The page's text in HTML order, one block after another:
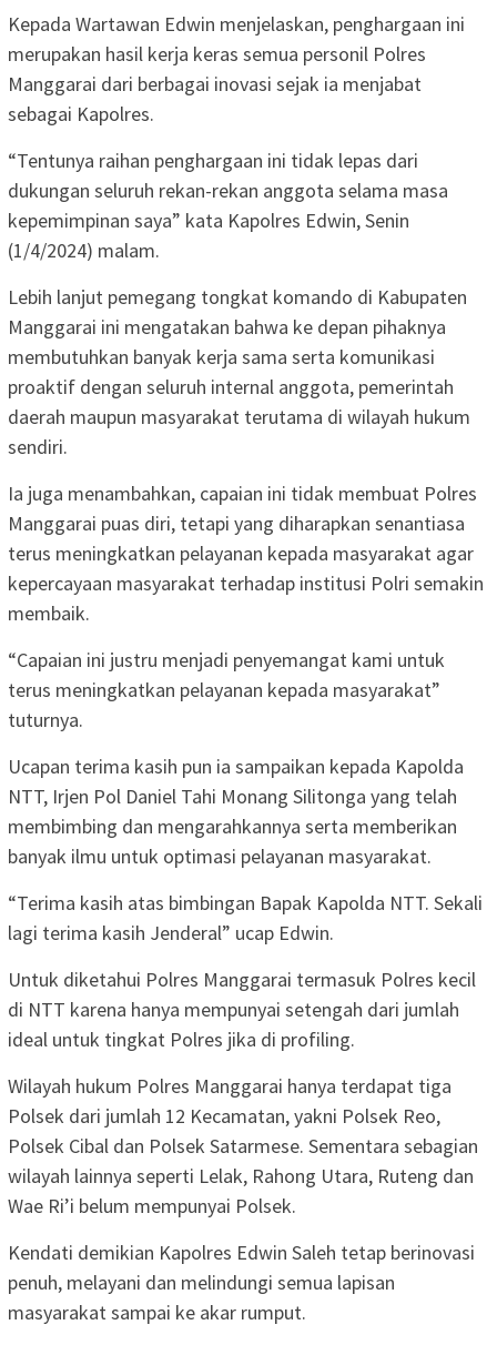
Kepada Wartawan Edwin menjelaskan, penghargaan ini
merupakan hasil kerja keras semua personil Polres
Manggarai dari berbagai inovasi sejak ia menjabat
sebagai Kapolres.
“Tentunya raihan penghargaan ini tidak lepas dari
dukungan seluruh rekan-rekan anggota selama masa
kepemimpinan saya” kata Kapolres Edwin, Senin
(1/4/2024) malam.
Lebih lanjut pemegang tongkat komando di Kabupaten
Manggarai ini mengatakan bahwa ke depan pihaknya
membutuhkan banyak kerja sama serta komunikasi
proaktif dengan seluruh internal anggota, pemerintah
daerah maupun masyarakat terutama di wilayah hukum
sendiri.
Ia juga menambahkan, capaian ini tidak membuat Polres
Manggarai puas diri, tetapi yang diharapkan senantiasa
terus meningkatkan pelayanan kepada masyarakat agar
kepercayaan masyarakat terhadap institusi Polri semakin
membaik.
“Capaian ini justru menjadi penyemangat kami untuk
terus meningkatkan pelayanan kepada masyarakat”
tuturnya.
Ucapan terima kasih pun ia sampaikan kepada Kapolda
NTT, Irjen Pol Daniel Tahi Monang Silitonga yang telah
membimbing dan mengarahkannya serta memberikan
banyak ilmu untuk optimasi pelayanan masyarakat.
“Terima kasih atas bimbingan Bapak Kapolda NTT. Sekali
lagi terima kasih Jenderal” ucap Edwin.
Untuk diketahui Polres Manggarai termasuk Polres kecil
di NTT karena hanya mempunyai setengah dari jumlah
ideal untuk tingkat Polres jika di profiling.
Wilayah hukum Polres Manggarai hanya terdapat tiga
Polsek dari jumlah 12 Kecamatan, yakni Polsek Reo,
Polsek Cibal dan Polsek Satarmese. Sementara sebagian
wilayah lainnya seperti Lelak, Rahong Utara, Ruteng dan
Wae Ri’i belum mempunyai Polsek.
Kendati demikian Kapolres Edwin Saleh tetap berinovasi
penuh, melayani dan melindungi semua lapisan
masyarakat sampai ke akar rumput.